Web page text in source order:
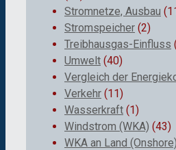
Stromnetze, Ausbau
Stromspeicher (2)
Treibhausgas-Einfluss
Umwelt (40)
Vergleich der
Verkehr (11)
Wasserkraft (1)
Windstrom (WKA) (43)
WKA an Land (Onshore)